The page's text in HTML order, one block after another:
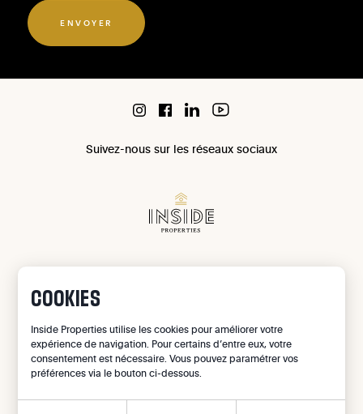
ENVOYER
Suivez-nous sur les réseaux sociaux
Confidentialité
Mentions légales
COOKIES
Inside Properties utilise les cookies pour améliorer votre
expérience de navigation. Pour certains d’entre eux, votre
consentement est nécessaire. Vous pouvez paramétrer vos
préférences via le bouton ci-dessous.